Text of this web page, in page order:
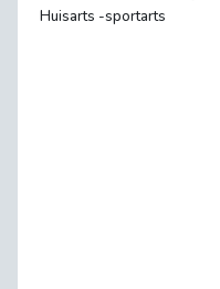
Huisarts -sportarts